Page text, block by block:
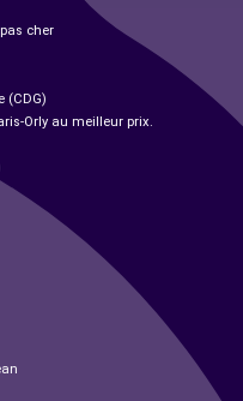
cher
(CDG)
Orly au meilleur prix.